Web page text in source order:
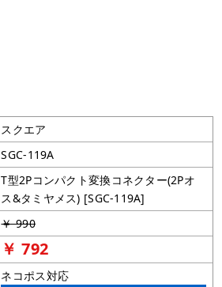
スクエア
SGC-119A
T型2Pコンパクト変換コネクター(2Pオ
ス&タミヤメス) [SGC-119A]
￥ 990
￥ 792
ネコポス対応